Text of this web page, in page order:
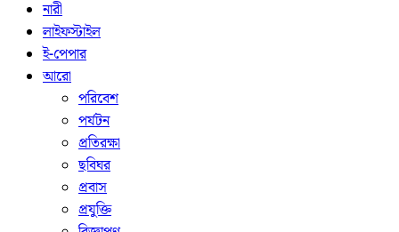
নারী
লাইফস্টাইল
ই-পেপার
আরো
পরিবেশ
পর্যটন
প্রতিরক্ষা
ছবিঘর
প্রবাস
প্রযুক্তি